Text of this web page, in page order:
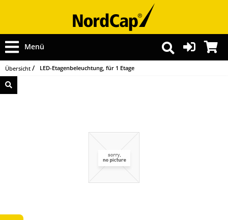
Menü
Übersicht LED-Etagenbeleuchtung, für 1 Etage